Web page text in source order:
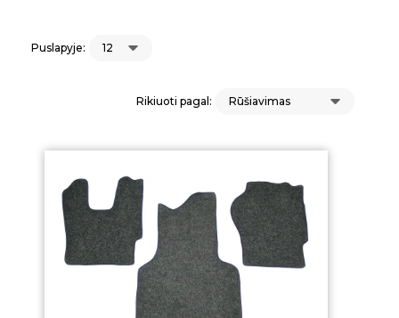
Puslapyje:
Rikiuoti pagal: